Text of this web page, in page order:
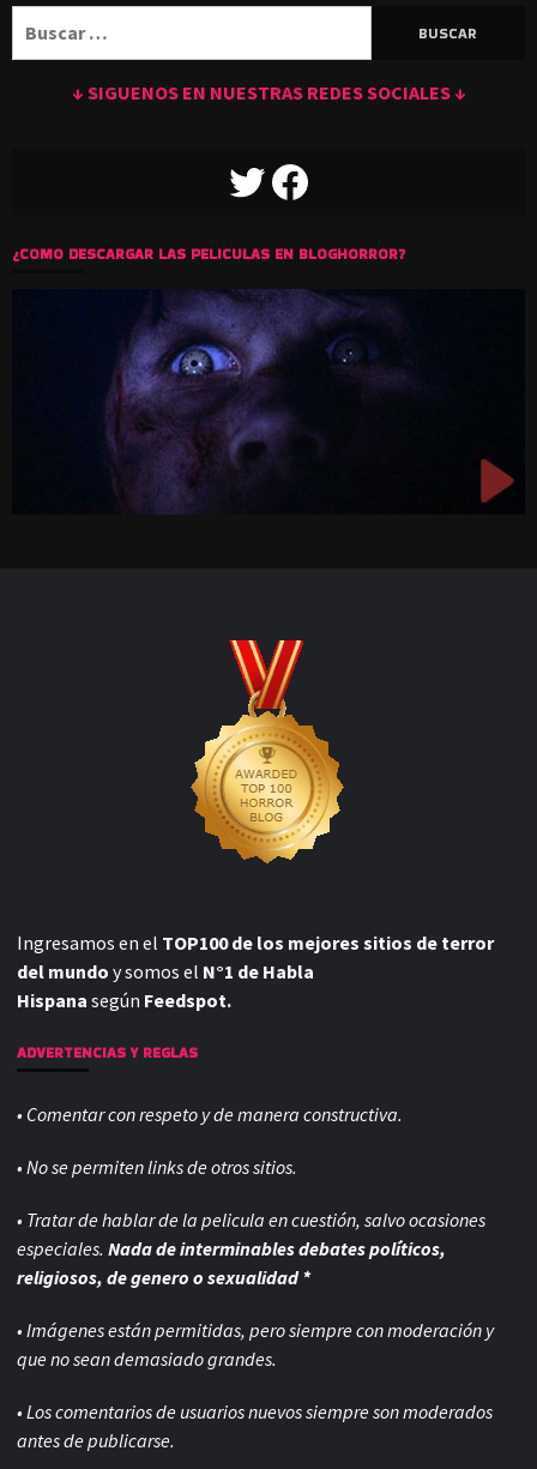
↓ SIGUENOS EN NUESTRAS REDES SOCIALES ↓
TWITTERFACEBOOK
¿COMO DESCARGAR LAS PELICULAS EN BLOGHORROR?
Ingresamos en el TOP100 de los mejores sitios de terror
del mundo y somos el N°1 de Habla
Hispana según Feedspot.
ADVERTENCIAS Y REGLAS
• Comentar con respeto y de manera constructiva.
• No se permiten links de otros sitios.
• Tratar de hablar de la pelicula en cuestión, salvo ocasiones
especiales. Nada de interminables debates políticos,
religiosos, de genero o sexualidad *
• Imágenes están permitidas, pero siempre conmoderación y
que no sean demasiado grandes.
• Los comentarios de usuarios nuevos siempre son moderados
antes de publicarse.